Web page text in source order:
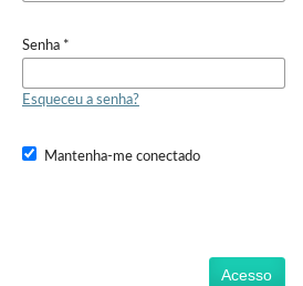
Senha *
Esqueceu a senha?
Mantenha-me conectado
Acesso